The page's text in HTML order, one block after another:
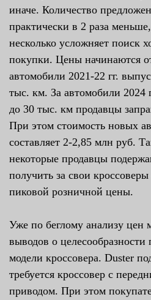
иначе. Количество
практически в 2 раза
несколько усложняет поиск
покупки. Цены начинаются
автомобили 2021-22 гг.
тыс. км. За автомобили 2024
до 30 тыс. км продавцы
При этом стоимость новых
составляет 2-2,85 млн руб.
некоторые продавцы
получить за свои
пиковой розничной цены.
Уже по беглому анализу цен
выводов о
модели кроссовера. Duster
требуется кроссовер с
приводом. При этом